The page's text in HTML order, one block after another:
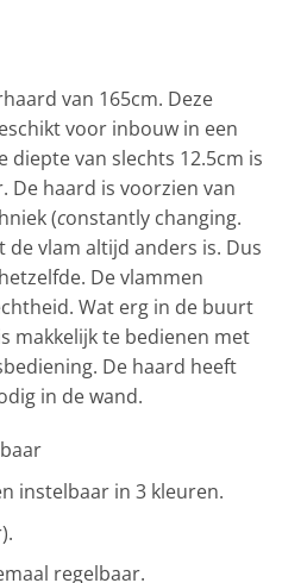
van 165cm. Deze
voor inbouw in een
diepte van slechts 12.5cm is
De haard is voorzien van
(constantly changing.
vlam altijd anders is. Dus
De vlammen
Wat erg in de buurt
makkelijk te bedienen met
De haard heeft
in de wand.
instelbaar in 3 kleuren.
regelbaar.